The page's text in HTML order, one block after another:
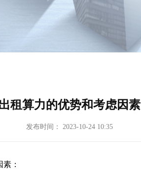
租算力的优势和考虑因素
发布时间： 2023-10-24 10:35
：